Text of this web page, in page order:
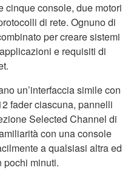
cinque console, due motori
di rete. Ognuno di
per creare sistemi
e requisiti di
un’interfaccia simile con
fader ciascuna, pannelli
Selected Channel di
con una console
a qualsiasi altra ed
pochi minuti.